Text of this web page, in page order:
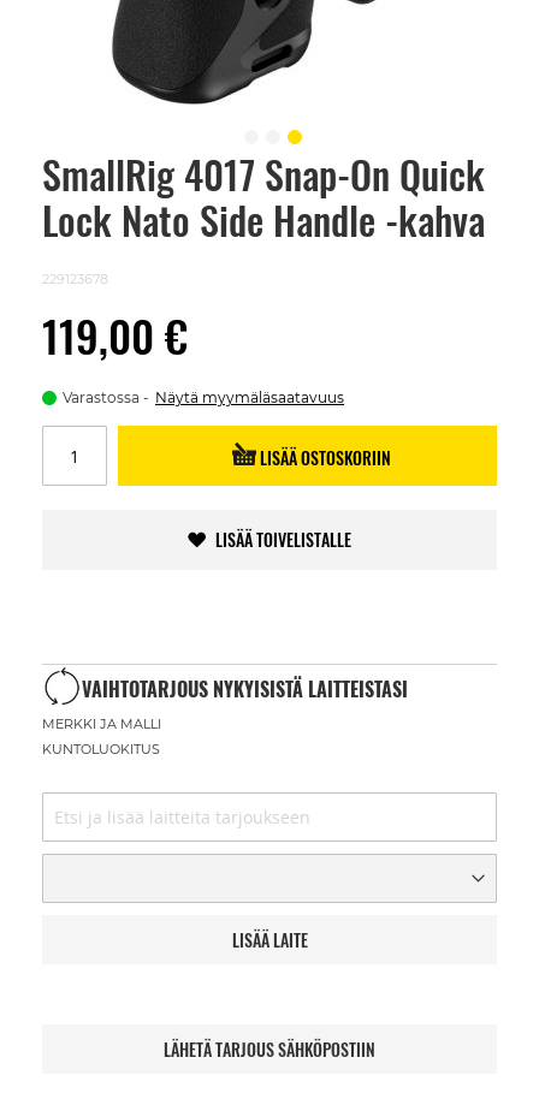
SmallRig 4017 Snap-On Quick
Lock Nato Side Handle -kahva
229123678
119,00 €
Varastossa Näytä myymäläsaatavuus
LISÄÄ OSTOSKORIIN
LISÄÄ TOIVELISTALLE
VAIHTOTARJOUS NYKYISISTÄ LAITTEISTASI
MERKKI JA MALLI
KUNTOLUOKITUS
LISÄÄ LAITE
LÄHETÄ TARJOUS SÄHKÖPOSTIIN
Skip
beginning
images